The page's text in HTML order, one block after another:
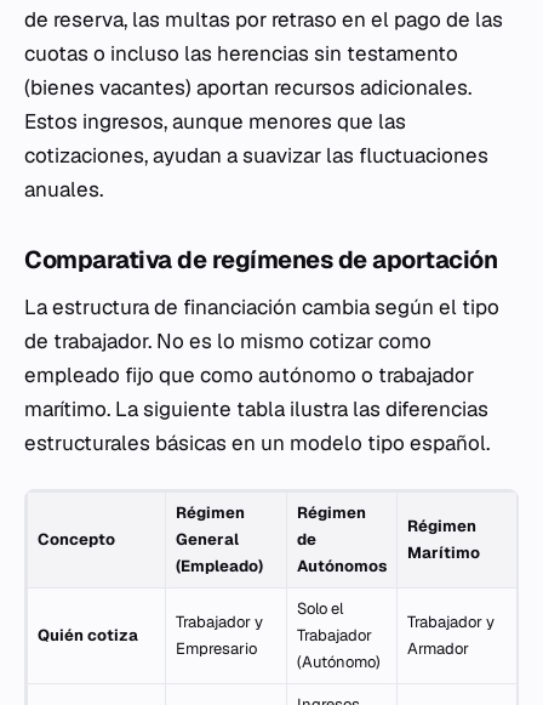
de reserva, las multas por retraso en el pago de las
cuotas o incluso las herencias sin testamento
(bienes vacantes) aportan recursos adicionales.
Estos ingresos, aunque menores que las
cotizaciones, ayudan a suavizar las fluctuaciones
anuales.
Comparativa de regímenes de aportación
La estructura de financiación cambia según el tipo
de trabajador. No es lo mismo cotizar como
empleado fijo que como autónomo o trabajador
marítimo. La siguiente tabla ilustra las diferencias
estructurales básicas en un modelo tipo español.
Concepto
Régimen
General
(Empleado)
Régimen
de
Autónomos
Régimen
Marítimo
Quién cotiza
Trabajador y
Empresario
Solo el
Trabajador
(Autónomo)
Trabajador y
Armador